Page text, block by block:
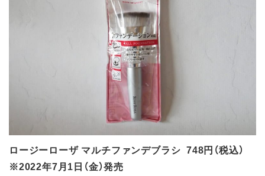
ロージーローザ マルチファンデブラシ 748円（税込）
※2022年7月1日（金）発売